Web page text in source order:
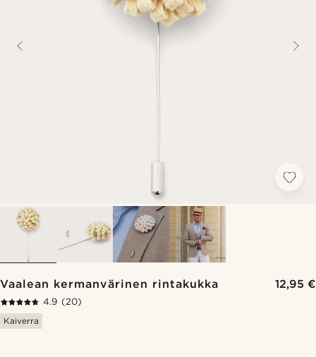
Vaalean kermanvärinen rintakukka 12,95 €
4.9 (20)
Kaiverra